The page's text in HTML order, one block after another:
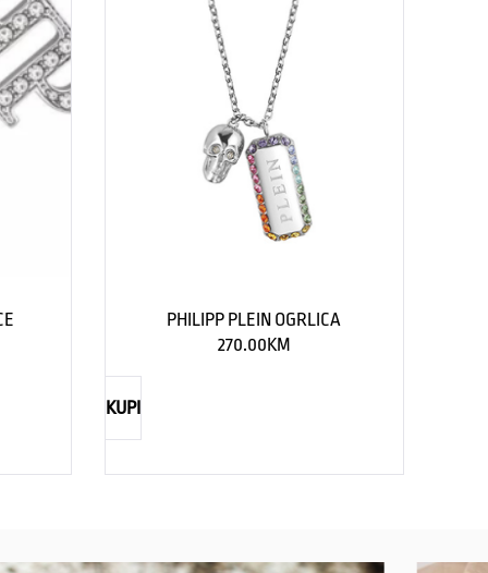
PHILIPP PLEIN OGRLICA
270.00 KM
KUPI